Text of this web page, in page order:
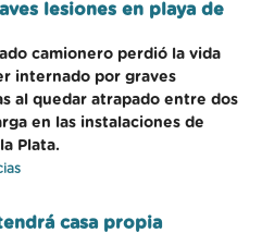
lesiones en playa de
camionero perdió la vida
internado por graves
al quedar atrapado entre dos
en las instalaciones de
Plata.
casa propia